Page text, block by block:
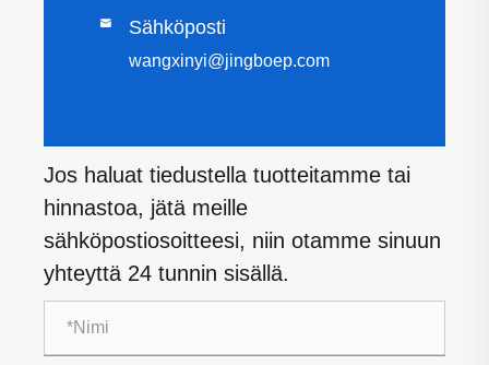
 Sähköposti
wangxinyi@jingboep.com
Jos haluat tiedustella tuotteitamme tai
hinnastoa, jätä meille
sähköpostiosoitteesi, niin otamme sinuun
yhteyttä 24 tunnin sisällä.